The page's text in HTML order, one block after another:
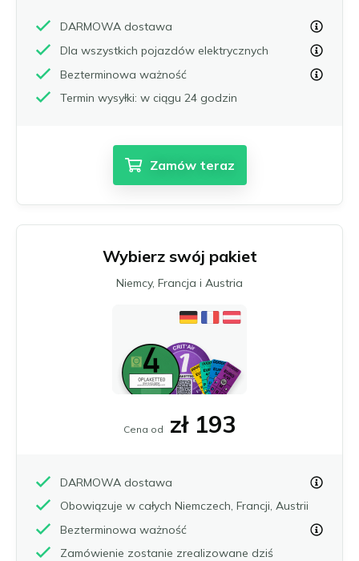
DARMOWA dostawa
Dla wszystkich pojazdów elektrycznych
Bezterminowa ważność
Termin wysyłki: w ciągu 24 godzin
Zamów teraz
Wybierz swój pakiet
Niemcy, Francja i Austria
Cena od zł 193
DARMOWA dostawa
Obowiązuje w całych Niemczech, Francji, Austrii
Bezterminowa ważność
Zamówienie zostanie zrealizowane dziś